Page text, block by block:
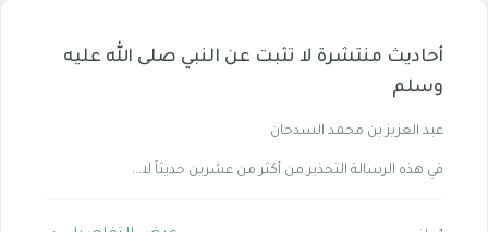
أحاديث منتشرة لا تثبت عن النبي صلى الله عليه
وسلم
عبد العزيز بن محمد السدحان
في هذه الرسالة التحذير من أكثر من عشرين حديثاً لا...